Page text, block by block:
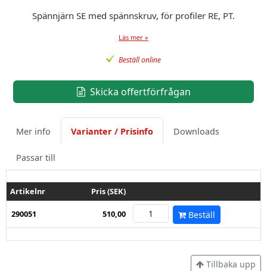
Spännjärn SE med spännskruv, för profiler RE, PT.
Läs mer »
Beställ online
Skicka offertförfrågan
Mer info Varianter / Prisinfo Downloads
Passar till
Artikelnr Pris (SEK)
290051 510,00 Beställ
Tillbaka upp